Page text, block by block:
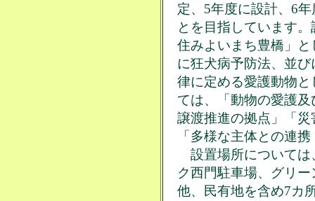
定、5年度に設計、6
とを目指しています
住みよいまち豊橋」
に狂犬病予防法、並
律に定める愛護動物
ては、「動物の愛護
譲渡推進の拠点」「
「多様な主体との連
設置場所については
ク西門駐車場、グリ
他、民有地を含め7カ